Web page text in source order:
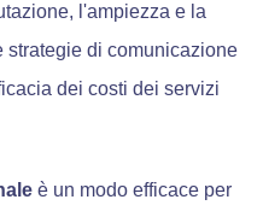
l'ampiezza e la
strategie di comunicazione
dei costi dei servizi
è un modo efficace per